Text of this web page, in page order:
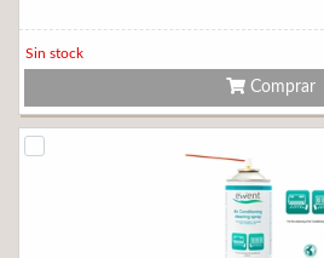
Sin stock
Comprar